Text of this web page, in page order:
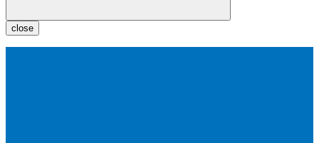
close